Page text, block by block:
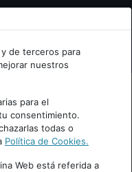
de terceros para
nuestros
para el
consentimiento.
todas o
Política de Cookies.
Web está referida a